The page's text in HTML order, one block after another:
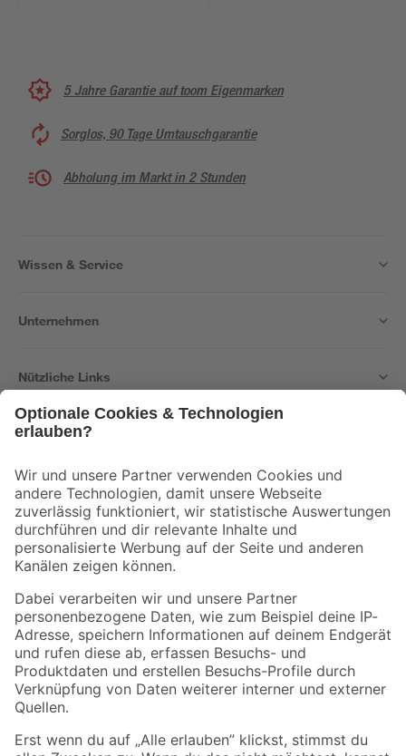
5 Jahre Garantie auf toom Eigenmarken
Sorglos, 90 Tage Umtauschgarantie
Abholung im Markt in 2 Stunden
Wissen & Service
Unternehmen
Nützliche Links
Der toom Newsletter: Keine Angebote und Aktionen mehr verpassen!
Zur Newsletter Anmeldung
Folge uns
Zahlungsarten Versandarten
Sicher einkaufen